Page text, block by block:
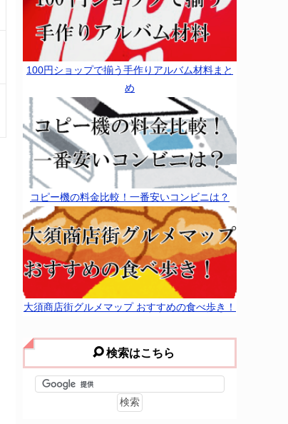
100円ショップで揃う手作りアルバム材料まと
め
コピー機の料金比較！一番安いコンビニは？
大須商店街グルメマップ おすすめの食べ歩き！
検索はこちら